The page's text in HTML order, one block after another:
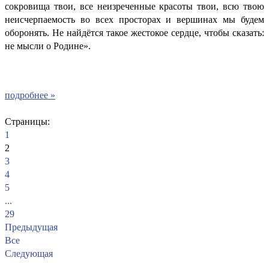
сокровища твои, все неизреченные красоты твои, всю твою
неисчерпаемость во всех просторах и вершинах мы будем
оборонять. Не найдётся такое жестокое сердце, чтобы сказать:
не мысли о Родине».
подробнее »
Страницы:
1
2
3
4
5
...
29
Предыдущая
Все
Следующая